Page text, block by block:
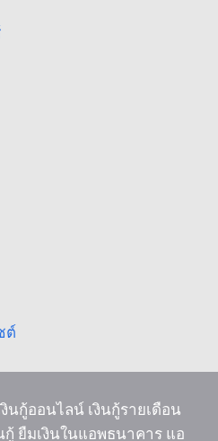
ต์
นกู้ออนไลน์ เงินกู้รายเดือน
ยืมเงินในแอพธนาคาร แอ